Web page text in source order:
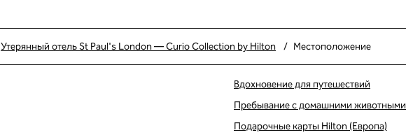
Утерянный отель St Paul's London — Curio Collection by Hilton / Местоположение
Вдохновение для путешествий
Пребывание с домашними животными
Подарочные карты Hilton (Европа)